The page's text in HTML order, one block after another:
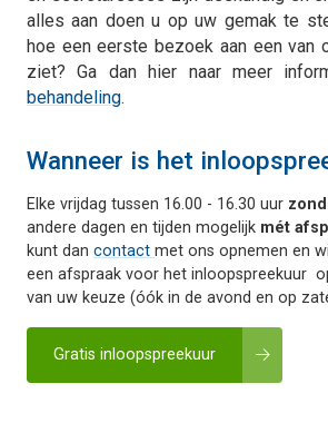
alles aan doen u op uw gemak te
hoe een eerste bezoek aan een van
ziet? Ga dan hier naar meer
behandeling.
Wanneer is het
Elke vrijdag tussen 16.00 - 16.30 uur
andere dagen en tijden mogelijk mét
kunt dan contact met ons opnemen en
een afspraak voor het inloopspreekuur
van uw keuze (óók in de avond en op
Gratis inloopspreekuur